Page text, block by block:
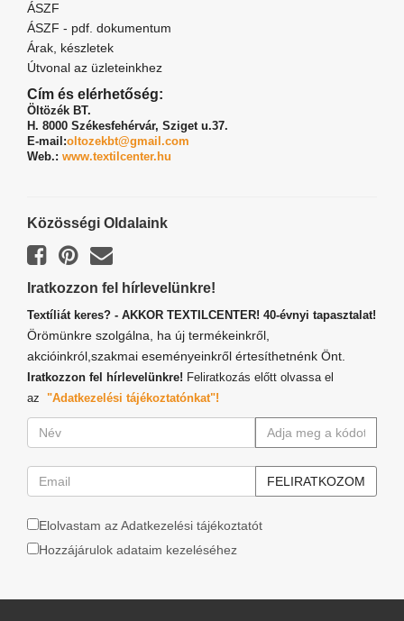
ÁSZF
ÁSZF - pdf. dokumentum
Árak, készletek
Útvonal az üzleteinkhez
Cím és elérhetőség:
Öltözék BT.
H. 8000 Székesfehérvár, Sziget u.37.
E-mail:oltozekbt@gmail.com
Web.: www.textilcenter.hu
Közösségi Oldalaink
Iratkozzon fel hírlevelünkre!
Textíliát keres? - AKKOR TEXTILCENTER! 40-évnyi tapasztalat!
Örömünkre szolgálna, ha új termékeinkről,
akcióinkról,szakmai eseményeinkről értesíthetnénk Önt.
Iratkozzon fel hírlevelünkre! Feliratkozás előtt olvassa el
az "Adatkezelési tájékoztatónkat"!
Elolvastam az Adatkezelési tájékoztatót
Hozzájárulok adataim kezeléséhez